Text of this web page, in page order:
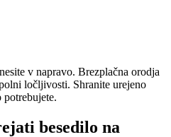
v napravo. Brezplačna orodja
ločljivosti. Shranite urejeno
besedilo na